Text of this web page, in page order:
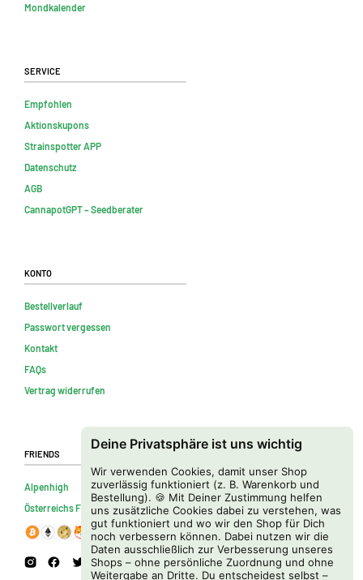
Deine Privatsphäre ist uns wichtig
Wir verwenden Cookies, damit unser Shop
zuverlässig funktioniert (z. B. Warenkorb und
Bestellung). 🍪 Mit Deiner Zustimmung helfen
uns zusätzliche Cookies dabei zu verstehen, was
gut funktioniert und wo wir den Shop für Dich
noch verbessern können. Dabei nutzen wir die
Daten ausschließlich zur Verbesserung unseres
Shops – ohne persönliche Zuordnung und ohne
Weitergabe an Dritte. Du entscheidest selbst –
Mondkalender
Service
Empfohlen
Aktionskupons
Strainspotter APP
Datenschutz
AGB
CannapotGPT – Seedberater
Konto
Bestellverlauf
Passwort vergessen
Kontakt
FAQs
Vertrag widerrufen
Friends
Alpenhigh
Österreichs Firmenverzeichnis